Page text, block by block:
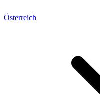
Österreich